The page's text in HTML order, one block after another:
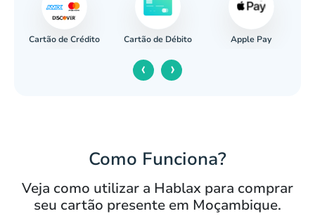
Cartão de Crédito Cartão de Débito Apple Pay
‹ ›
Como Funciona?
Veja como utilizar a Hablax para comprar
seu cartão presente em Moçambique.